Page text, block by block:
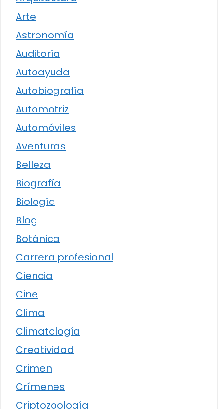
Arte
Astronomía
Auditoría
Autoayuda
Autobiografía
Automotriz
Automóviles
Aventuras
Belleza
Biografía
Biología
Blog
Botánica
Carrera profesional
Ciencia
Cine
Clima
Climatología
Creatividad
Crimen
Crímenes
Criptozoología